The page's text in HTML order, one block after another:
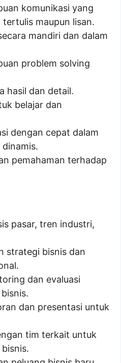
komunikasi yang
tertulis maupun lisan.
mandiri dan dalam
problem solving
hasil dan detail.
belajar dan
dengan cepat dalam
pemahaman terhadap
pasar, tren industri,
strategi bisnis dan
dan evaluasi
dan presentasi untuk
tim terkait untuk